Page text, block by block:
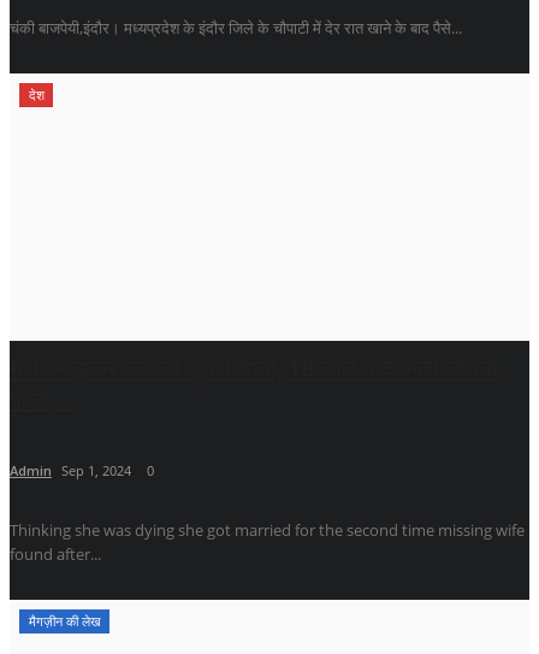
चंकी बाजपेयी,इंदौर। मध्यप्रदेश के इंदौर जिले के चौपाटी में देर रात खाने के बाद पैसे...
देश
Admin Sep 1, 2024 0
Thinking she was dying she got married for the second time missing wife
found after...
मैगज़ीन की लेख